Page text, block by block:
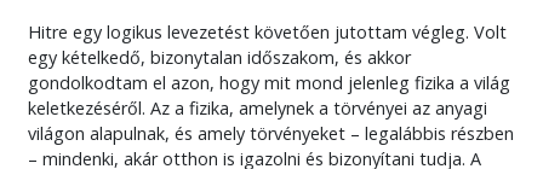
Hitre egy logikus levezetést követően jutottam végleg. Volt
egy kételkedő, bizonytalan időszakom, és akkor
gondolkodtam el azon, hogy mit mond jelenleg fizika a világ
keletkezéséről. Az a fizika, amelynek a törvényei az anyagi
világon alapulnak, és amely törvényeket – legalábbis részben
– mindenki, akár otthon is igazolni és bizonyítani tudja. A